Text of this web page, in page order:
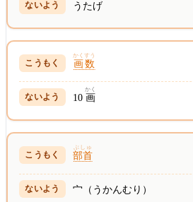
うたげ
画数
かくすう
10 画
かく
部首
ぶしゅ
宀（うかんむり）